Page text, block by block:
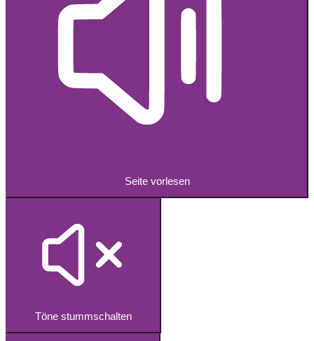
Seite vorlesen
Töne stummschalten